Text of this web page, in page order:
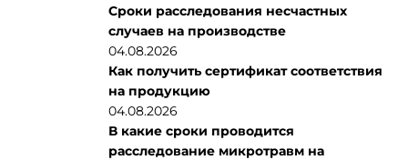
Сроки расследования несчастных
случаев на производстве
04.08.2026
Как получить сертификат соответствия
на продукцию
04.08.2026
В какие сроки проводится
расследование микротравм на